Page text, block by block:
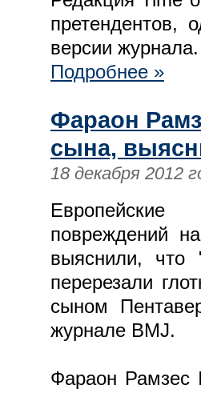
претендентов,
версии журнала.
Подробнее »
Фараон
сына,
18 декабря 2012
Европейские
повреждений
выяснили, что
перерезали
сыном
журнале BMJ.
Фараон Рамзес